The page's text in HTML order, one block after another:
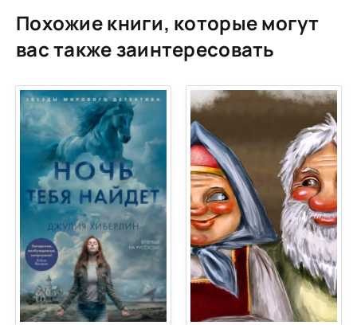
Похожие книги, которые могут
вас также заинтересовать